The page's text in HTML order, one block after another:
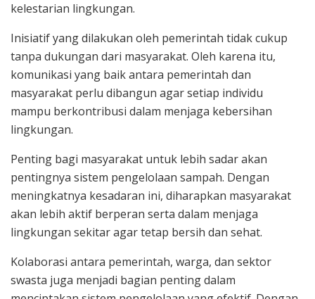
kelestarian lingkungan.
Inisiatif yang dilakukan oleh pemerintah tidak cukup
tanpa dukungan dari masyarakat. Oleh karena itu,
komunikasi yang baik antara pemerintah dan
masyarakat perlu dibangun agar setiap individu
mampu berkontribusi dalam menjaga kebersihan
lingkungan.
Penting bagi masyarakat untuk lebih sadar akan
pentingnya sistem pengelolaan sampah. Dengan
meningkatnya kesadaran ini, diharapkan masyarakat
akan lebih aktif berperan serta dalam menjaga
lingkungan sekitar agar tetap bersih dan sehat.
Kolaborasi antara pemerintah, warga, dan sektor
swasta juga menjadi bagian penting dalam